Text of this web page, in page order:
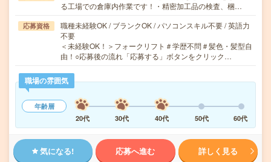
る工場での倉庫内作業です！・精密加工品の検査、梱…
応募資格
職種未経験OK / ブランクOK / パソコンスキル不要 / 英語力
不要
＜未経験OK！＞フォークリフト＃学歴不問＃髪色・髪型自
由！○応募後の流れ「応募する」ボタンをクリック…
職場の雰囲気
年齢層
20代
30代 40代 50代 60代
気になる! 応募へ進む 詳しく見る